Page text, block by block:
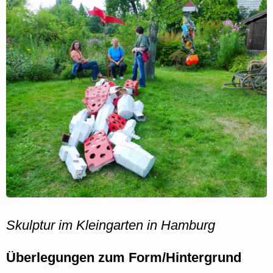
Skulptur im Kleingarten in Hamburg
Überlegungen zum Form/Hintergrund